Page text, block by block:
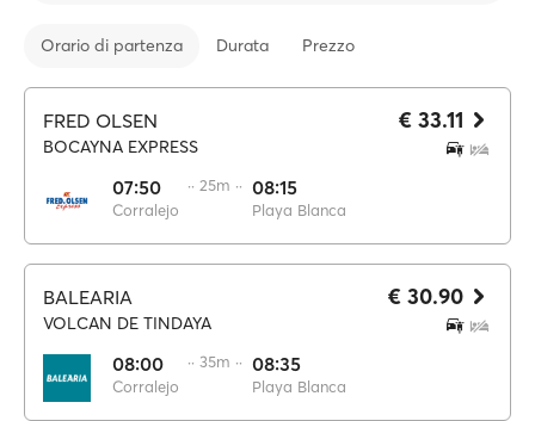
Orario di partenza Durata Prezzo
FRED OLSEN
BOCAYNA EXPRESS
07:50
Corralejo
·· 25m ·· 08:15
Playa Blanca
€ 33.11
BALEARIA
VOLCAN DE TINDAYA
08:00
Corralejo
·· 35m ·· 08:35
Playa Blanca
€ 30.90